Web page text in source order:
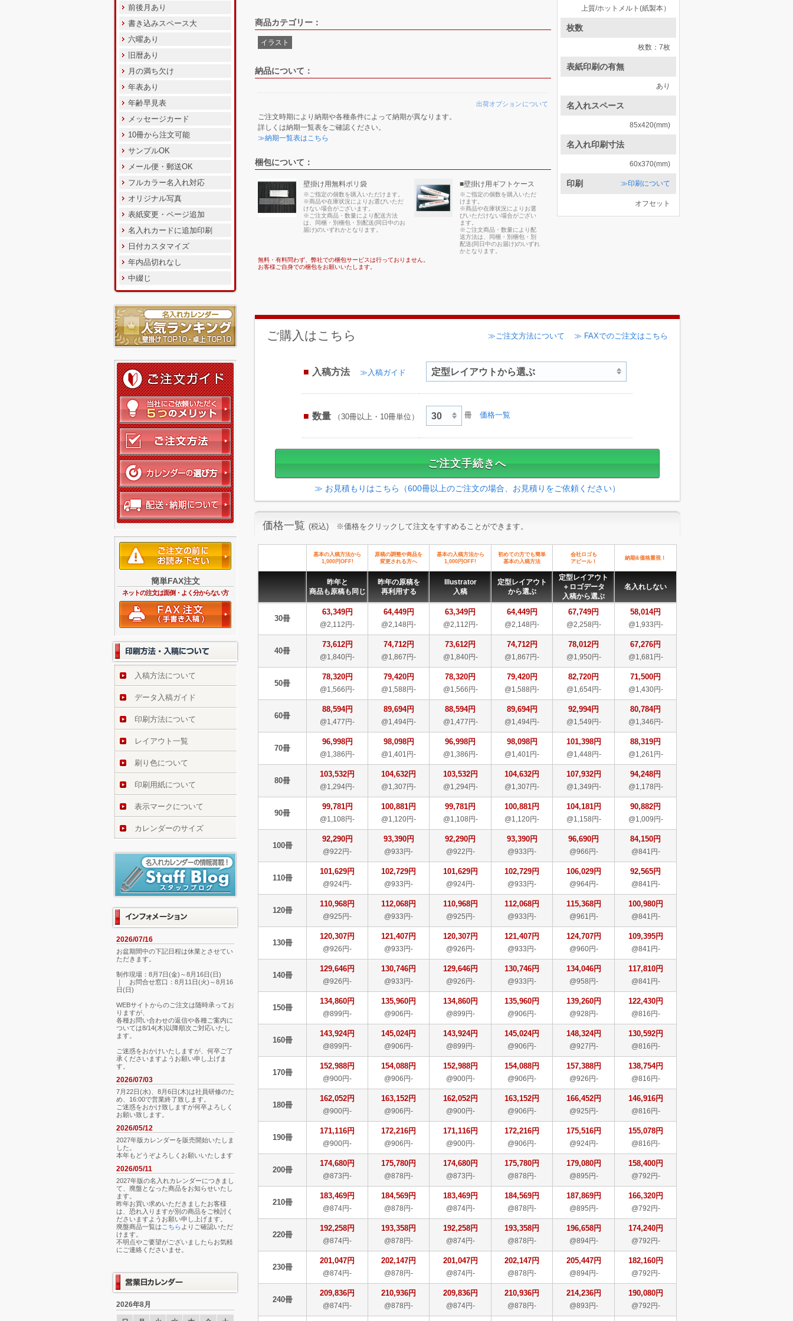
前後月あり
書き込みスペース大
六曜あり
旧暦あり
月の満ち欠け
年表あり
年齢早見表
メッセージカード
10冊から注文可能
サンプルOK
メール便・郵送OK
フルカラー名入れ対応
オリジナル写真
表紙変更・ページ追加
名入れカードに追加印刷
日付カスタマイズ
年内品切れなし
中綴じ
簡単FAX注文
ネットの注文は面倒・よく分からない方
入稿方法について
データ入稿ガイド
印刷方法について
レイアウト一覧
刷り色について
印刷用紙について
表示マークについて
カレンダーのサイズ
2026/07/16
お盆期間中の下記日程は休業とさせてい
ただきます。
制作現場：8月7日(金)～8月16日(日)
｜ お問合せ窓口：8月11日(火)～8月16
日(日)
WEBサイトからのご注文は随時承ってお
りますが、
各種お問い合わせの返信や各種ご案内に
ついては8/14(木)以降順次ご対応いたし
ます。
ご迷惑をおかけいたしますが、何卒ご了
承くださいますようお願い申し上げま
す。
2026/07/03
7月22日(水)、8月6日(木)は社員研修のた
め、16:00で営業終了致します。
ご迷惑をおかけ致しますが何卒よろしく
お願い致します。
2026/05/12
2027年版カレンダーを販売開始いたしま
した。
本年もどうぞよろしくお願いいたします
2026/05/11
2027年版の名入れカレンダーにつきまし
て、廃盤となった商品をお知らせいたし
ます。
昨年お買い求めいただきましたお客様
は、恐れ入りますが別の商品をご検討く
ださいますようお願い申し上げます。
廃盤商品一覧は こちら よりご確認いただ
けます。
不明点やご要望がございましたらお気軽
にご連絡くださいませ。
2026年8月
商品カテゴリー：
イラスト
納品について：
出荷オプションについて
ご注文時期により納期や各種条件によって納期が異なります。
詳しくは納期一覧表をご確認ください。
≫納期一覧表はこちら
梱包について：
壁掛け用無料ポリ袋
※ご指定の個数を購入いただけます。
※商品や在庫状況によりお選びいただ
けない場合がございます。
※ご注文商品・数量により配送方法
は、同梱・別梱包・別配送(同日中のお
届け)のいずれかとなります。
■壁掛け用ギフトケース
※ご指定の個数を購入いただ
けます。
※商品や在庫状況によりお選
びいただけない場合がござい
ます。
※ご注文商品・数量により配
送方法は、同梱・別梱包・別
配送(同日中のお届け)のいずれ
かとなります。
無料・有料問わず、弊社での梱包サービスは行っておりません。
お客様ご自身での梱包をお願いいたします。
上質/ホットメルト(紙製本）
枚数
枚数：7枚
表紙印刷の有無
あり
名入れスペース
85x420(mm)
名入れ印刷寸法
60x370(mm)
印刷 ≫印刷について
オフセット
ご購入はこちら ≫ご注文方法について ≫ FAXでのご注文はこちら
入稿方法 ≫入稿ガイド
数量 （30冊以上・10冊単位） 冊 価格一覧
≫ お見積もりはこちら（600冊以上のご注文の場合、お見積りをご依頼ください）
価格一覧 (税込) ※価格をクリックして注文をすすめることができます。
基本の入稿方法から
1,000円OFF!
原稿の調整や商品を
変更される方へ
基本の入稿方法から
1,000円OFF!
初めての方でも簡単
基本の入稿方法
会社ロゴも
アピール！
納期&価格重視！
昨年と
商品も原稿も同じ
昨年の原稿を
再利用する
Illustrator
入稿
定型レイアウト
から選ぶ
定型レイアウト
＋ロゴデータ
入稿から選ぶ
名入れしない
30冊
63,349円
@2,112円-
64,449円
@2,148円-
63,349円
@2,112円-
64,449円
@2,148円-
67,749円
@2,258円-
58,014円
@1,933円-
40冊
73,612円
@1,840円-
74,712円
@1,867円-
73,612円
@1,840円-
74,712円
@1,867円-
78,012円
@1,950円-
67,276円
@1,681円-
50冊
78,320円
@1,566円-
79,420円
@1,588円-
78,320円
@1,566円-
79,420円
@1,588円-
82,720円
@1,654円-
71,500円
@1,430円-
60冊
88,594円
@1,477円-
89,694円
@1,494円-
88,594円
@1,477円-
89,694円
@1,494円-
92,994円
@1,549円-
80,784円
@1,346円-
70冊
96,998円
@1,386円-
98,098円
@1,401円-
96,998円
@1,386円-
98,098円
@1,401円-
101,398円
@1,448円-
88,319円
@1,261円-
80冊
103,532円
@1,294円-
104,632円
@1,307円-
103,532円
@1,294円-
104,632円
@1,307円-
107,932円
@1,349円-
94,248円
@1,178円-
90冊
99,781円
@1,108円-
100,881円
@1,120円-
99,781円
@1,108円-
100,881円
@1,120円-
104,181円
@1,158円-
90,882円
@1,009円-
100冊
92,290円
@922円-
93,390円
@933円-
92,290円
@922円-
93,390円
@933円-
96,690円
@966円-
84,150円
@841円-
110冊
101,629円
@924円-
102,729円
@933円-
101,629円
@924円-
102,729円
@933円-
106,029円
@964円-
92,565円
@841円-
120冊
110,968円
@925円-
112,068円
@933円-
110,968円
@925円-
112,068円
@933円-
115,368円
@961円-
100,980円
@841円-
130冊
120,307円
@926円-
121,407円
@933円-
120,307円
@926円-
121,407円
@933円-
124,707円
@960円-
109,395円
@841円-
140冊
129,646円
@926円-
130,746円
@933円-
129,646円
@926円-
130,746円
@933円-
134,046円
@958円-
117,810円
@841円-
150冊
134,860円
@899円-
135,960円
@906円-
134,860円
@899円-
135,960円
@906円-
139,260円
@928円-
122,430円
@816円-
160冊
143,924円
@899円-
145,024円
@906円-
143,924円
@899円-
145,024円
@906円-
148,324円
@927円-
130,592円
@816円-
170冊
152,988円
@900円-
154,088円
@906円-
152,988円
@900円-
154,088円
@906円-
157,388円
@926円-
138,754円
@816円-
180冊
162,052円
@900円-
163,152円
@906円-
162,052円
@900円-
163,152円
@906円-
166,452円
@925円-
146,916円
@816円-
190冊
171,116円
@900円-
172,216円
@906円-
171,116円
@900円-
172,216円
@906円-
175,516円
@924円-
155,078円
@816円-
200冊
174,680円
@873円-
175,780円
@878円-
174,680円
@873円-
175,780円
@878円-
179,080円
@895円-
158,400円
@792円-
210冊
183,469円
@874円-
184,569円
@878円-
183,469円
@874円-
184,569円
@878円-
187,869円
@895円-
166,320円
@792円-
220冊
192,258円
@874円-
193,358円
@878円-
192,258円
@874円-
193,358円
@878円-
196,658円
@894円-
174,240円
@792円-
230冊
201,047円
@874円-
202,147円
@878円-
201,047円
@874円-
202,147円
@878円-
205,447円
@894円-
182,160円
@792円-
240冊
209,836円
@874円-
210,936円
@878円-
209,836円
@874円-
210,936円
@878円-
214,236円
@893円-
190,080円
@792円-